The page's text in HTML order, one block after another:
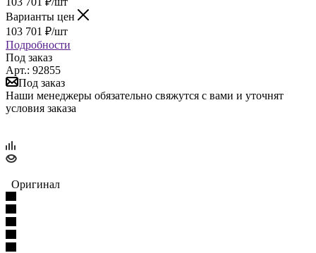
Варианты цен
103 701 ₽/шт
Подробности
Под заказ
Арт.: 92855
Под заказ
Наши менеджеры обязательно свяжутся с вами и уточнят
условия заказа
Оригинал